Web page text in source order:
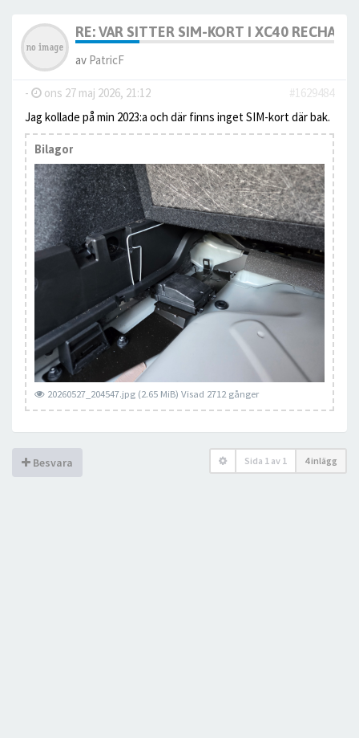
RE: VAR SITTER SIM-KORT I XC40
av PatricF
- ons 27 maj 2026, 21:12
#1629484
Jag kollade på min 2023:a och där finns inget SIM-kort där bak.
Bilagor
20260527_204547.jpg (2.65 MiB) Visad 2712 gånger
Besvara Sida 1 av 1 4 inlägg